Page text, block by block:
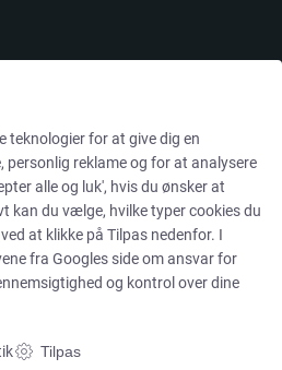
teknologier for at give dig en
personlig reklame og for at analysere
alle og luk', hvis du ønsker at
kan du vælge, hvilke typer cookies du
at klikke på Tilpas nedenfor. I
fra Googles side om ansvar for
og kontrol over dine
Tilpas